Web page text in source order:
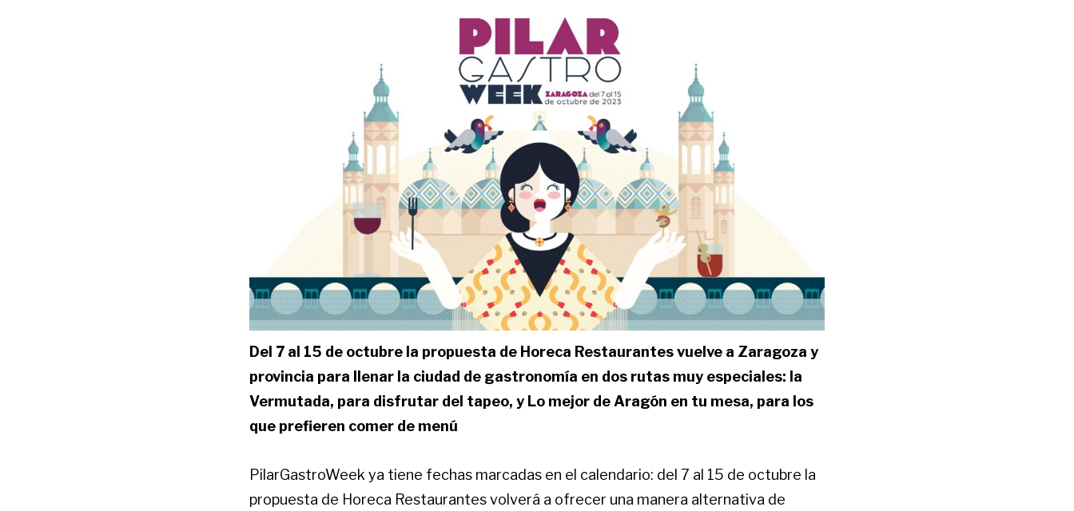
Del 7 al 15 de octubre la propuesta de Horeca Restaurantes vuelve a Zaragoza y
provincia para llenar la ciudad de gastronomía en dos rutas muy especiales: la
Vermutada, para disfrutar del tapeo, y Lo mejor de Aragón en tu mesa, para los
que prefieren comer de menú
PilarGastroWeek ya tiene fechas marcadas en el calendario: del 7 al 15 de octubre la
propuesta de Horeca Restaurantes volverá a ofrecer una manera alternativa de